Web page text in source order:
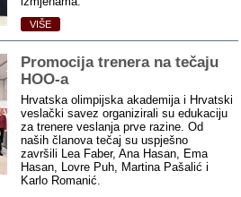
VIŠE
Promocija trenera na tečaju
HOO‑a
Hrvatska olimpijska akademija i Hrvatski
veslački savez organizirali su edukaciju
za trenere veslanja prve razine. Od
naših članova tečaj su uspješno
završili Lea Faber, Ana Hasan, Ema
Hasan, Lovre Puh, Martina Pašalić i
Karlo Romanić.